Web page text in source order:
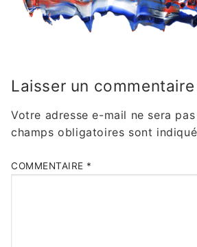
Laisser un commentaire
Votre adresse e-mail ne sera
champs obligatoires sont
COMMENTAIRE *